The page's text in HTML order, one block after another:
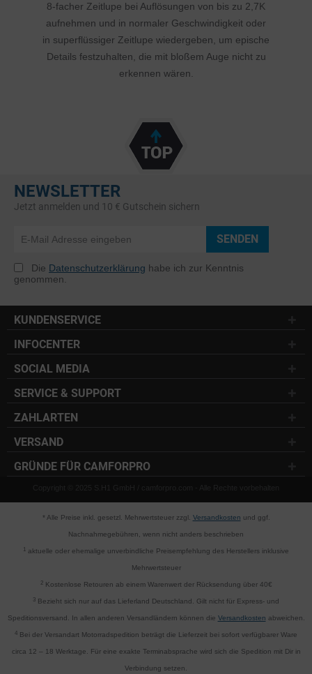
8-facher Zeitlupe bei Auflösungen von bis zu 2,7K
aufnehmen und in normaler Geschwindigkeit oder
in superflüssiger Zeitlupe wiedergeben, um epische
Details festzuhalten, die mit bloßem Auge nicht zu
erkennen wären.
NEWSLETTER
Jetzt anmelden und 10 € Gutschein sichern
SENDEN
Die Datenschutzerklärung habe ich zur Kenntnis
genommen.
KUNDENSERVICE
INFOCENTER
SOCIAL MEDIA
SERVICE & SUPPORT
ZAHLARTEN
VERSAND
GRÜNDE FÜR CAMFORPRO
* Alle Preise inkl. gesetzl. Mehrwertsteuer zzgl. Versandkosten und ggf.
Nachnahmegebühren, wenn nicht anders beschrieben
1 aktuelle oder ehemalige unverbindliche Preisempfehlung des Herstellers inklusive
Mehrwertsteuer
2Kostenlose Retouren ab einem Warenwert der Rücksendung über 40€
3 Bezieht sich nur auf das Lieferland Deutschland. Gilt nicht für Express- und
Speditionsversand. In allen anderen Versandländern können die Versandkosten abweichen.
4 Bei der Versandart Motorradspedition beträgt die Lieferzeit bei sofort verfügbarer Ware
circa 12 – 18 Werktage. Für eine exakte Terminabsprache wird sich die Spedition mit Dir in
Verbindung setzen.